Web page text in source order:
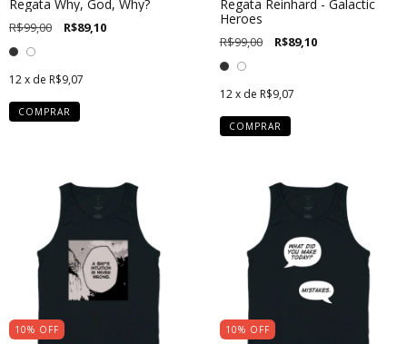
Regata Why, God, Why?
R$99,00 R$89,10
12x de R$9,07
COMPRAR
Regata Reinhard - Galactic
Heroes
R$99,00 R$89,10
12 x de R$9,07
COMPRAR
10% OFF 10% OFF